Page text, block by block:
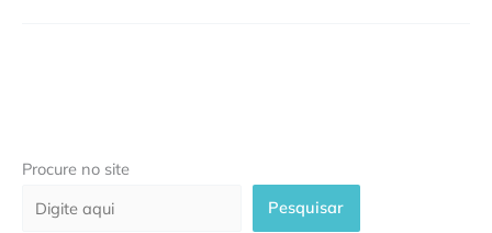
Procure no site
Pesquisar